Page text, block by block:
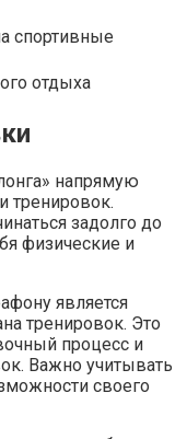
спортивные
отдыха
напрямую
тренировок.
задолго до
физические и
является
тренировок. Это
процесс и
Важно учитывать
своего